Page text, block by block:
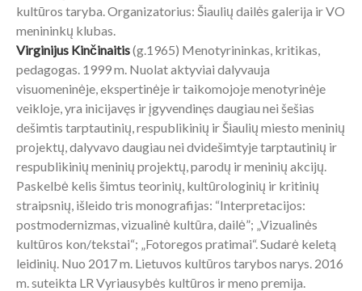
kultūros taryba. Organizatorius: Šiaulių dailės galerija ir VO
menininkų klubas.
Virginijus Kinčinaitis(g.1965) Menotyrininkas, kritikas,
pedagogas. 1999 m. Nuolat aktyviai dalyvauja
visuomeninėje, ekspertinėje ir taikomojoje menotyrinėje
veikloje, yra inicijavęs ir įgyvendinęs daugiau nei šešias
dešimtis tarptautinių, respublikinių ir Šiaulių miesto meninių
projektų, dalyvavo daugiau nei dvidešimtyje tarptautinių ir
respublikinių meninių projektų, parodų ir meninių akcijų.
Paskelbė kelis šimtus teorinių, kultūrologinių ir kritinių
straipsnių, išleido tris monografijas: “Interpretacijos:
postmodernizmas, vizualinė kultūra, dailė”; „Vizualinės
kultūros kon/tekstai“; „Fotoregos pratimai“. Sudarė keletą
leidinių. Nuo 2017 m. Lietuvos kultūros tarybos narys. 2016
m. suteikta LR Vyriausybės kultūros ir meno premija.